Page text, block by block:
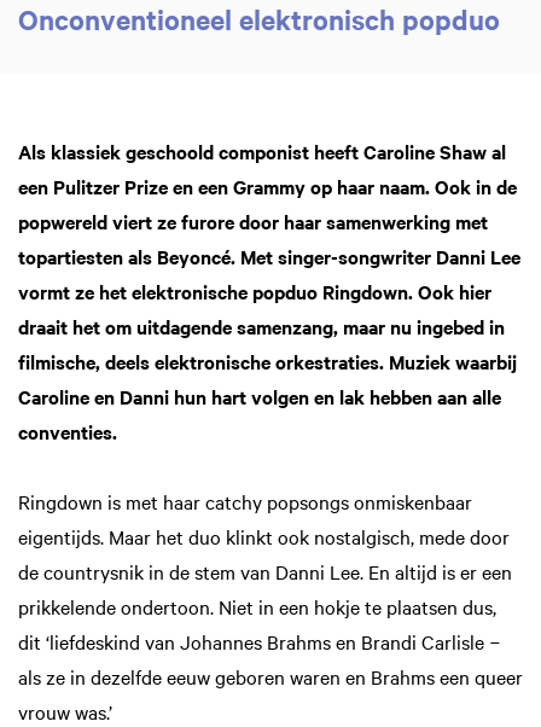
Onconventioneel elektronisch popduo
Als klassiek geschoold componist heeft Caroline Shaw al
een Pulitzer Prize en een Grammy op haar naam. Ook in de
popwereld viert ze furore door haar samenwerking met
topartiesten als Beyoncé. Met singer-songwriter Danni Lee
vormt ze het elektronische popduo Ringdown. Ook hier
draait het om uitdagende samenzang, maar nu ingebed in
filmische, deels elektronische orkestraties. Muziek waarbij
Caroline en Danni hun hart volgen en lak hebben aan alle
conventies.
Ringdown is met haar catchy popsongs onmiskenbaar
eigentijds. Maar het duo klinkt ook nostalgisch, mede door
de countrysnik in de stem van Danni Lee. En altijd is er een
prikkelende ondertoon. Niet in een hokje te plaatsen dus,
dit ‘liefdeskind van Johannes Brahms en Brandi Carlisle −
als ze in dezelfde eeuw geboren waren en Brahms een queer
vrouw was.’